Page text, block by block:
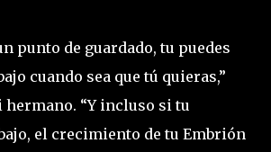
punto de guardado, tu puedes
cuando sea que tú quieras,”
“Y incluso si tu
el crecimiento de tu Embrión